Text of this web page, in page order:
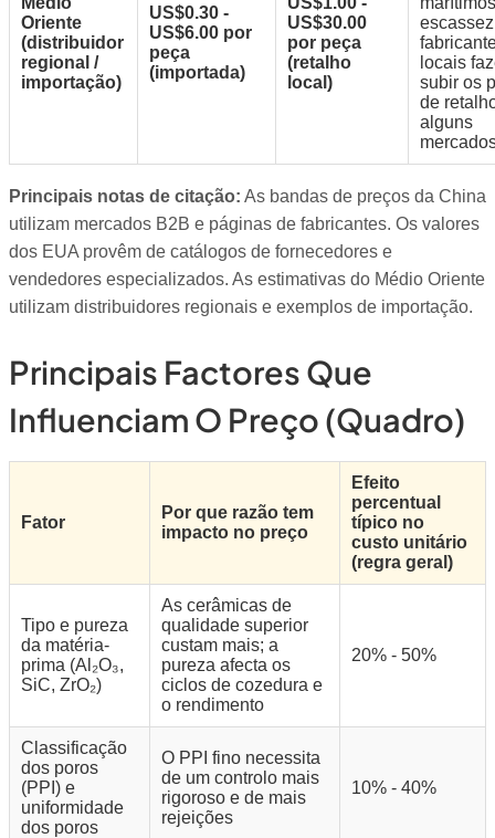
Oriente
(distribuidor
regional /
importação)
US$0.30 -
US$6.00 por
peça
(importada)
US$30.00
por peça
(retalho
local)
locais
subir os
de
alguns
Principais notas de citação: As bandas de preços da China
utilizam mercados B2B e páginas de fabricantes. Os valores
dos EUA provêm de catálogos de fornecedores e
vendedores especializados. As estimativas do Médio Oriente
utilizam distribuidores regionais e exemplos de importação.
Principais Factores Que
Influenciam O Preço (quadro)
Fator
Por que razão tem
impacto no preço
Efeito
percentual
típico no
custo unitário
(regra geral)
Tipo e pureza
da matéria-
prima (Al₂O₃,
SiC, ZrO₂)
As cerâmicas de
qualidade superior
custam mais; a
pureza afecta os
ciclos de cozedura e
o rendimento
20% - 50%
Classificação
dos poros
(PPI) e
uniformidade
dos poros
O PPI fino necessita
de um controlo mais
rigoroso e de mais
rejeições
10% - 40%